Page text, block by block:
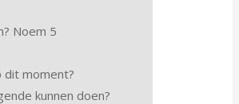
Noem 5
dit moment?
kunnen doen?